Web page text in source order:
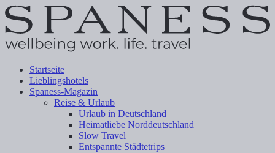
Startseite
Lieblingshotels
Spaness-Magazin
Reise & Urlaub
Urlaub in Deutschland
Heimatliebe Norddeutschland
Slow Travel
Entspannte Städtetrips